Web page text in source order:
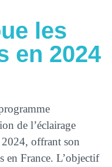
les
en 2024
de l’éclairage
offrant son
en France. L’objectif